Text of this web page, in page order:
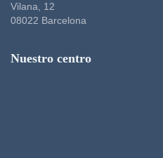
Vilana, 12
08022 Barcelona
Nuestro centro